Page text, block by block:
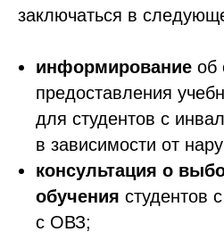
заключаться в
информирование об
предоставления
для студентов с
в зависимости от
консультация о
обучения студентов
с ОВЗ;